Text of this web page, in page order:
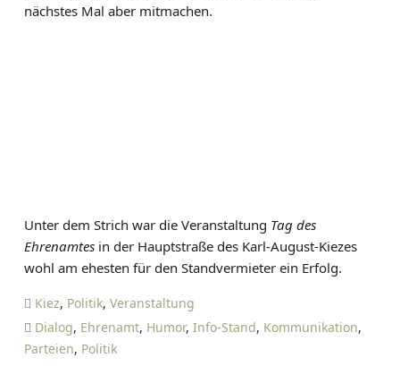
nächstes Mal aber mitmachen.
Unter dem Strich war die Veranstaltung Tag des
Ehrenamtes in der Hauptstraße des Karl-August-Kiezes
wohl am ehesten für den Standvermieter ein Erfolg.
Kiez, Politik, Veranstaltung
Dialog, Ehrenamt, Humor, Info-Stand, Kommunikation,
Parteien, Politik